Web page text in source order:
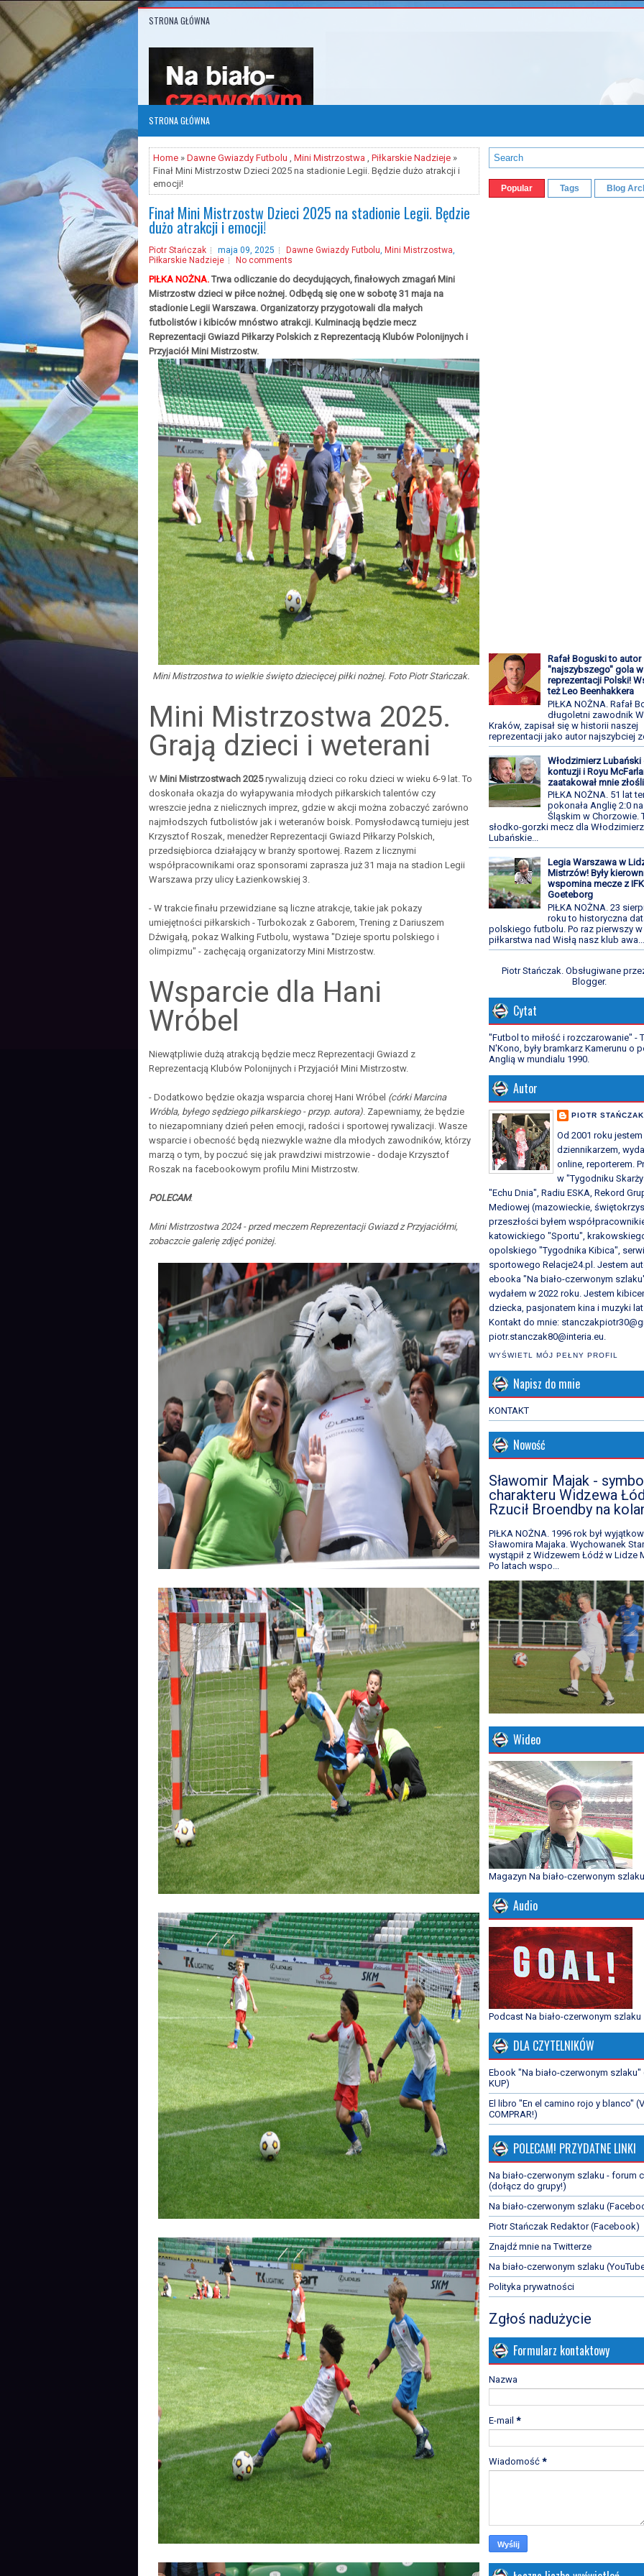
STRONA GŁÓWNA
STRONA GŁÓWNA
Home » Dawne Gwiazdy Futbolu , Mini Mistrzostwa , Piłkarskie Nadzieje »
Finał Mini Mistrzostw Dzieci 2025 na stadionie Legii. Będzie dużo atrakcji i
emocji!
Finał Mini Mistrzostw Dzieci 2025 na stadionie Legii. Będzie
dużo atrakcji i emocji!
Piotr Stańczak maja 09, 2025 Dawne Gwiazdy Futbolu, Mini Mistrzostwa,
Piłkarskie Nadzieje
No comments
PIŁKA NOŻNA. Trwa odliczanie do decydujących, finałowych zmagań Mini
Mistrzostw dzieci w piłce nożnej. Odbędą się one w sobotę 31 maja na
stadionie Legii Warszawa. Organizatorzy przygotowali dla małych
futbolistów i kibiców mnóstwo atrakcji. Kulminacją będzie mecz
Reprezentacji Gwiazd Piłkarzy Polskich z Reprezentacją Klubów Polonijnych i
Przyjaciół Mini Mistrzostw.
Mini Mistrzostwa to wielkie święto dziecięcej piłki nożnej. Foto Piotr Stańczak.
Mini Mistrzostwa 2025.
Grają dzieci i weterani
W Mini Mistrzostwach 2025rywalizują dzieci co roku dzieci w wieku 6-9 lat. To
doskonała okazja do wyłapywania młodych piłkarskich talentów czy
wreszcie jedna z nielicznych imprez, gdzie w akcji można zobaczyć zarówno
najmłodszych futbolistów jak i weteranów boisk. Pomysłodawcą turnieju jest
Krzysztof Roszak, menedżer Reprezentacji Gwiazd Piłkarzy Polskich,
przedsiębiorca działający w branży sportowej. Razem z licznymi
współpracownikami oraz sponsorami zaprasza już 31 maja na stadion Legii
Warszawa przy ulicy Łazienkowskiej 3.
- W trakcie finału przewidziane są liczne atrakcje, takie jak pokazy
umiejętności piłkarskich - Turbokozak z Gaborem, Trening z Dariuszem
Dźwigałą, pokaz Walking Futbolu, wystawa "Dzieje sportu polskiego i
olimpizmu" - zachęcają organizatorzy Mini Mistrzostw.
Wsparcie dla Hani
Wróbel
Niewątpliwie dużą atrakcją będzie mecz Reprezentacji Gwiazd z
Reprezentacją Klubów Polonijnych i Przyjaciół Mini Mistrzostw.
- Dodatkowo będzie okazja wsparcia chorej Hani Wróbel (córki Marcina
Wróbla, byłego sędziego piłkarskiego - przyp. autora) . Zapewniamy, że będzie
to niezapomniany dzień pełen emocji, radości i sportowej rywalizacji. Wasze
wsparcie i obecność będą niezwykle ważne dla młodych zawodników, którzy
marzą o tym, by poczuć się jak prawdziwi mistrzowie - dodaje Krzysztof
Roszak na facebookowym profilu Mini Mistrzostw.
POLECAM:
Mini Mistrzostwa 2024 - przed meczem Reprezentacji Gwiazd z Przyjaciółmi,
zobaczcie galerię zdjęć poniżej.
Popular Tags Blog
Rafał Boguski to autor
"najszybszego" gola
reprezentacji Polski!
też Leo Beenhakkera
PIŁKA NOŻNA. Rafał
długoletni zawodnik
Kraków, zapisał się w historii naszej
reprezentacji jako autor najszybciej
Włodzimierz Lubański
kontuzji i Royu
zaatakował mnie
PIŁKA NOŻNA. 51 lat
pokonała Anglię 2:0
Śląskim w Chorzowie.
słodko-gorzki mecz dla
Lubańskie...
Legia Warszawa w
Mistrzów! Były
wspomina mecze z IFK
Goeteborg
PIŁKA NOŻNA. 23
roku to historyczna
polskiego futbolu. Po raz pierwszy
piłkarstwa nad Wisłą nasz klub awa...
Piotr Stańczak. Obsługiwane
Blogger.
Cytat
"Futbol to miłość i rozczarowanie" -
N'Kono, były bramkarz Kamerunu o
Anglią w mundialu 1990.
Autor
PIOTR STAŃCZAK
Od 2001 roku jestem
dziennikarzem,
online, reporterem.
w "Tygodniku
"Echu Dnia", Radiu ESKA, Rekord
Mediowej (mazowieckie,
przeszłości byłem
katowickiego "Sportu",
opolskiego "Tygodnika Kibica",
sportowego Relacje24.pl. Jestem
ebooka "Na biało-czerwonym
wydałem w 2022 roku. Jestem
dziecka, pasjonatem kina i muzyki lat
Kontakt do mnie:
piotr.stanczak80@interia.eu.
WYŚWIETL MÓJ PEŁNY PROFIL
Napisz do mnie
KONTAKT
Nowość
Sławomir Majak -
charakteru Widzewa
Rzucił Broendby na
PIŁKA NOŻNA. 1996 rok był
Sławomira Majaka. Wychowanek
wystąpił z Widzewem Łódź w Lidze
Po latach wspo...
Wideo
Magazyn Na biało-czerwonym szlaku
Audio
Podcast Na biało-czerwonym szlaku
DLA CZYTELNIKÓW
Ebook "Na biało-czerwonym szlaku"
KUP)
El libro "En el camino rojo y blanco"
COMPRAR!)
POLECAM! PRZYDATNE LINKI
Na biało-czerwonym szlaku - forum
(dołącz do grupy!)
Na biało-czerwonym szlaku
Piotr Stańczak Redaktor (Facebook)
Znajdź mnie na Twitterze
Na biało-czerwonym szlaku
Polityka prywatności
Zgłoś nadużycie
Formularz kontaktowy
Nazwa
E-mail *
Wiadomość *